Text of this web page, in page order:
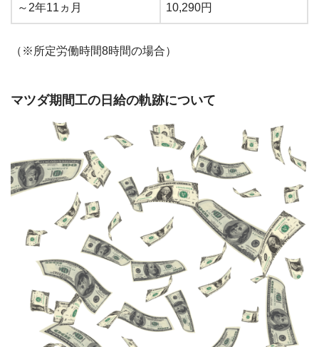
～2年11ヵ月 10,290円
（※所定労働時間8時間の場合）
マツダ期間工の日給の軌跡について